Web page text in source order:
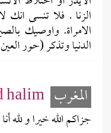
الزنا . فلا تنسى
الامراة. واوصيك
الدنيا وتذكر (حور
المغرب halim
جزاكم الله خيرا و لله